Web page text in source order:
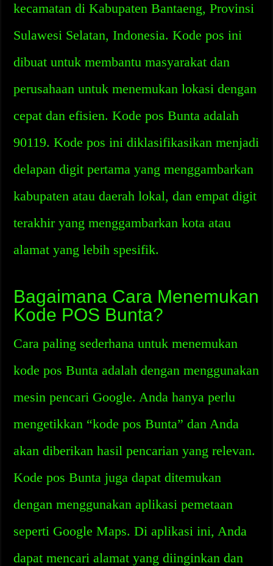
kecamatan di Kabupaten Bantaeng, Provinsi
Sulawesi Selatan, Indonesia. Kode pos ini
dibuat untuk membantu masyarakat dan
perusahaan untuk menemukan lokasi dengan
cepat dan efisien. Kode pos Bunta adalah
90119. Kode pos ini diklasifikasikan menjadi
delapan digit pertama yang menggambarkan
kabupaten atau daerah lokal, dan empat digit
terakhir yang menggambarkan kota atau
alamat yang lebih spesifik.
Bagaimana Cara Menemukan
Kode POS Bunta?
Cara paling sederhana untuk menemukan
kode pos Bunta adalah dengan menggunakan
mesin pencari Google. Anda hanya perlu
mengetikkan “kode pos Bunta” dan Anda
akan diberikan hasil pencarian yang relevan.
Kode pos Bunta juga dapat ditemukan
dengan menggunakan aplikasi pemetaan
seperti Google Maps. Di aplikasi ini, Anda
dapat mencari alamat yang diinginkan dan